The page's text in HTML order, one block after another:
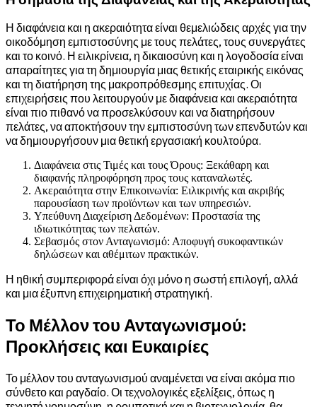
Η διαφάνεια και η ακεραιότητα είναι θεμελιώδεις αρχές για την
οικοδόμηση εμπιστοσύνης με τους πελάτες, τους συνεργάτες
και το κοινό. Η ειλικρίνεια, η δικαιοσύνη και η λογοδοσία είναι
απαραίτητες για τη δημιουργία μιας θετικής εταιρικής εικόνας
και τη διατήρηση της μακροπρόθεσμης επιτυχίας. Οι
επιχειρήσεις που λειτουργούν με διαφάνεια και ακεραιότητα
είναι πιο πιθανό να προσελκύσουν και να διατηρήσουν
πελάτες, να αποκτήσουν την εμπιστοσύνη των επενδυτών και
να δημιουργήσουν μια θετική εργασιακή κουλτούρα.
Διαφάνεια στις Τιμές και τους Όρους: Ξεκάθαρη και
διαφανής πληροφόρηση προς τους καταναλωτές.
Ακεραιότητα στην Επικοινωνία: Ειλικρινής και ακριβής
παρουσίαση των προϊόντων και των υπηρεσιών.
Υπεύθυνη Διαχείριση Δεδομένων: Προστασία της
ιδιωτικότητας των πελατών.
Σεβασμός στον Ανταγωνισμό: Αποφυγή συκοφαντικών
δηλώσεων και αθέμιτων πρακτικών.
Η ηθική συμπεριφορά είναι όχι μόνο η σωστή επιλογή, αλλά
και μια έξυπνη επιχειρηματική στρατηγική.
Το Μέλλον του Ανταγωνισμού:
Προκλήσεις και Ευκαιρίες
Το μέλλον του ανταγωνισμού αναμένεται να είναι ακόμα πιο
σύνθετο και ραγδαίο. Οι τεχνολογικές εξελίξεις, όπως η